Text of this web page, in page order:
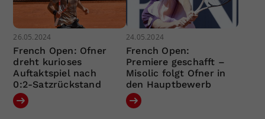
26.05.2024
French Open: Ofner
dreht kurioses
Auftaktspiel nach
0:2-Satzrückstand
24.05.2024
French Open:
Premiere geschafft –
Misolic folgt Ofner in
den Hauptbewerb